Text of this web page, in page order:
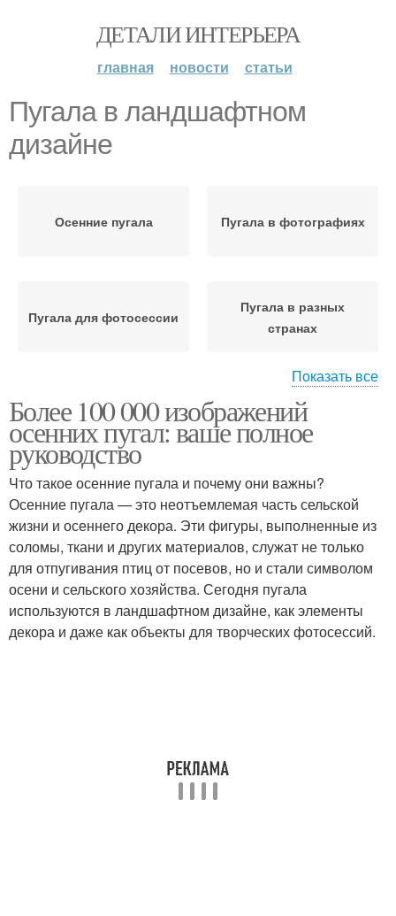
ДЕТАЛИ ИНТЕРЬЕРА
главная новости статьи
Пугала в ландшафтном
дизайне
Осенние пугала Пугала в фотографиях
Пугала для фотосессии
Пугала в разных
странах
Пугала в графическом
дизайне
Показать все
Более 100 000 изображений
осенних пугал: ваше полное
руководство
Что такое осенние пугала и почему они важны?
Осенние пугала — это неотъемлемая часть сельской
жизни и осеннего декора. Эти фигуры, выполненные из
соломы, ткани и других материалов, служат не только
для отпугивания птиц от посевов, но и стали символом
осени и сельского хозяйства. Сегодня пугала
используются в ландшафтном дизайне, как элементы
декора и даже как объекты для творческих фотосессий.